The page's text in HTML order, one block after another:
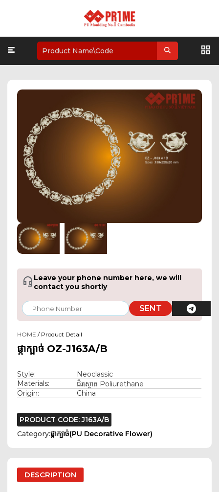
Leave your phone number here, we will
contact you shortly
SENT
HOME / Product Detail
ផ្កាក្បាច់​ OZ-J163A/B
Style:
Neoclassic
Materials:
ជ័រស្ពោត Poliurethane
Origin:
China
PRODUCT CODE: J163A/B
Category:ផ្កាក្បាច់(PU Decorative Flower)
DESCRIPTION